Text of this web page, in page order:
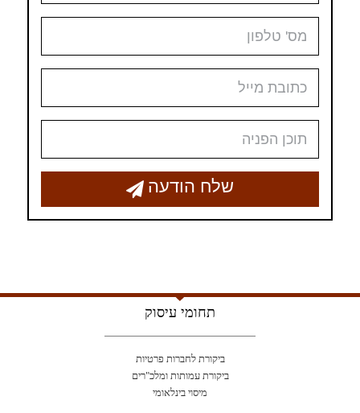
שלח הודעה
תחומי עיסוק
ביקורת לחברות פרטיות
ביקורת עמותות ומלכ"רים
מיסוי בינלאומי